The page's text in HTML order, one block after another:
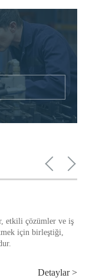
etkili çözümler ve iş
için birleştiği,
Detaylar >